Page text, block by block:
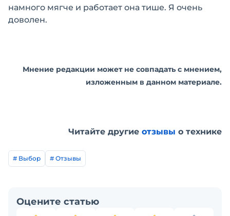
намного мягче и работает она тише. Я очень
доволен.
Мнение редакции может не совпадать с мнением,
изложенным в данном материале.
Читайте другие отзывы о технике
# Выбор # Отзывы
Оцените статью